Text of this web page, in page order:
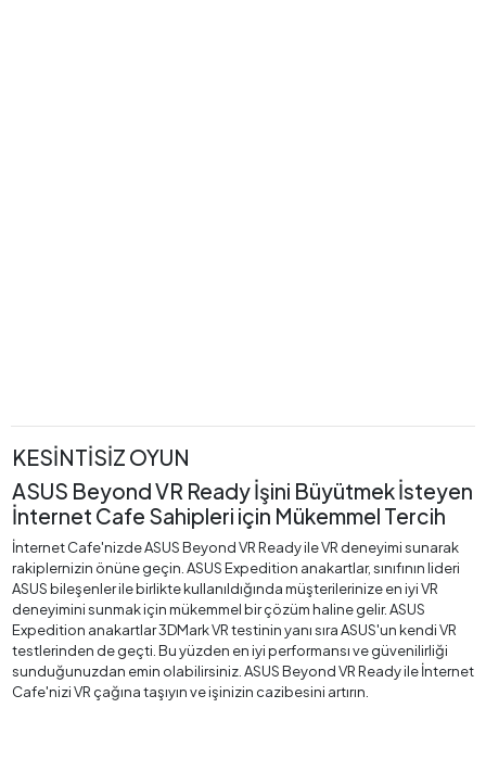
KESİNTİSİZ OYUN
ASUS Beyond VR Ready İşini Büyütmek İsteyen
İnternet Cafe Sahipleri için Mükemmel Tercih
İnternet Cafe'nizde ASUS Beyond VR Ready ile VR deneyimi sunarak
rakiplernizin önüne geçin. ASUS Expedition anakartlar, sınıfının lideri
ASUS bileşenler ile birlikte kullanıldığında müşterilerinize en iyi VR
deneyimini sunmak için mükemmel bir çözüm haline gelir. ASUS
Expedition anakartlar 3DMark VR testinin yanı sıra ASUS'un kendi VR
testlerinden de geçti. Bu yüzden en iyi performansı ve güvenilirliği
sunduğunuzdan emin olabilirsiniz. ASUS Beyond VR Ready ile İnternet
Cafe'nizi VR çağına taşıyın ve işinizin cazibesini artırın.